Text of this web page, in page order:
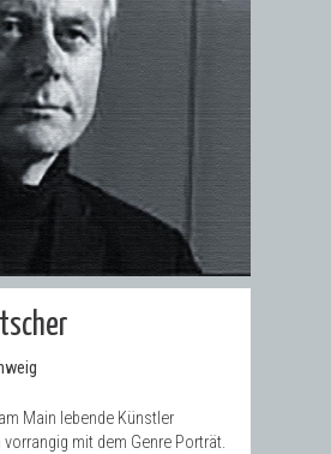
Main lebende Künstler
mit dem Genre Porträt.